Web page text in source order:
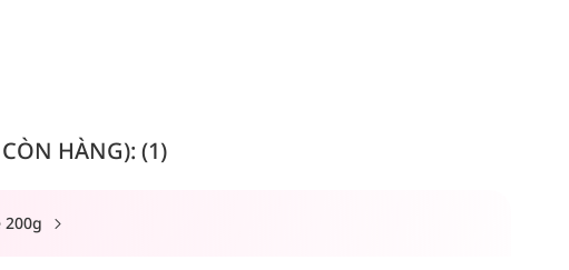
HÀNG): (1)
200g